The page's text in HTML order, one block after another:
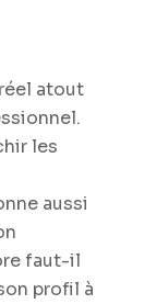
atout
les
aussi
faut-il
profil à